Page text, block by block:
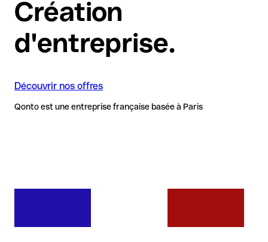
Création
d'entreprise.
Découvrir nos offres
Qonto est une entreprise française basée à Paris